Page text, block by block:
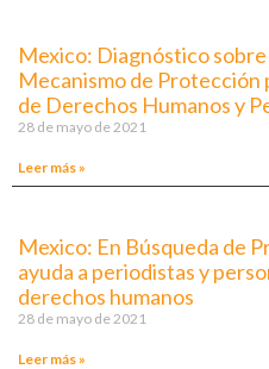
Mexico: Diagnóstico
Mecanismo de Protección
de Derechos Humanos y
28 de mayo de 2021
Leer más »
Mexico: En Búsqueda de
ayuda a periodistas y
derechos humanos
28 de mayo de 2021
Leer más »